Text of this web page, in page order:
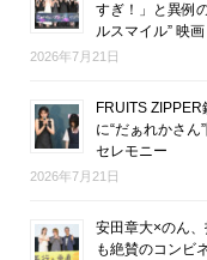
すぎ！」と異例
ルスマイル” 映
2026年7月21日
FRUITS
に“だぁれかさ
セレモニー
2026年7月21日
安田章大×のん
も絶賛のコンビ